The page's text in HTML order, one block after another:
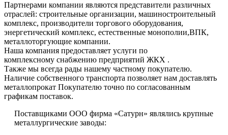
Партнерами компании являются представители различных
отраслей: строительные организации, машиностроительный
комплекс, производители торгового оборудования,
энергетический комплекс, естественные монополии,ВПК,
металлоторгующие компании.
Наша компания предоставляет услуги по
комплексному снабжению предприятий ЖКХ .
Также мы всегда рады нашему частному покупателю.
Наличие собственного транспорта позволяет нам доставлять
металлопрокат Покупателю точно по согласованным
графикам поставок.
Поставщиками ООО фирма «Сатурн» являлись крупные
металлургические заводы: